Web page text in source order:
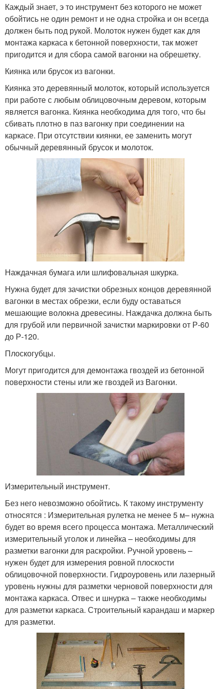
Каждый знает, э то инструмент без которого не может
обойтись не один ремонт и не одна стройка и он всегда
должен быть под рукой. Молоток нужен будет как для
монтажа каркаса к бетонной поверхности, так может
пригодится и для сбора самой вагонки на обрешетку.
Киянка или брусок из вагонки.
Киянка это деревянный молоток, который используется
при работе с любым облицовочным деревом, которым
является вагонка. Киянка необходима для того, что бы
сбивать плотно в паз вагонку при соединении на
каркасе. При отсутствии киянки, ее заменить могут
обычный деревянный брусок и молоток.
Наждачная бумага или шлифовальная шкурка.
Нужна будет для зачистки обрезных концов деревянной
вагонки в местах обрезки, если буду оставаться
мешающие волокна древесины. Наждачка должна быть
для грубой или первичной зачистки маркировки от Р-60
до Р-120.
Плоскогубцы.
Могут пригодится для демонтажа гвоздей из бетонной
поверхности стены или же гвоздей из Вагонки.
Измерительный инструмент.
Без него невозможно обойтись. К такому инструменту
относятся : Измерительная рулетка не менее 5 м– нужна
будет во время всего процесса монтажа. Металлический
измерительный уголок и линейка – необходимы для
разметки вагонки для раскройки. Ручной уровень –
нужен будет для измерения ровной плоскости
облицовочной поверхности. Гидроуровень или лазерный
уровень нужны для разметки черновой поверхности для
монтажа каркаса. Отвес и шнурка – также необходимы
для разметки каркаса. Строительный карандаш и маркер
для разметки.